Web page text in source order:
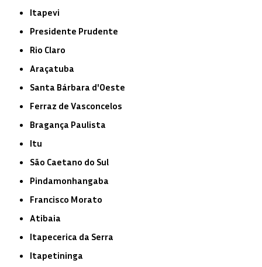
Itapevi
Presidente Prudente
Rio Claro
Araçatuba
Santa Bárbara d'Oeste
Ferraz de Vasconcelos
Bragança Paulista
Itu
São Caetano do Sul
Pindamonhangaba
Francisco Morato
Atibaia
Itapecerica da Serra
Itapetininga